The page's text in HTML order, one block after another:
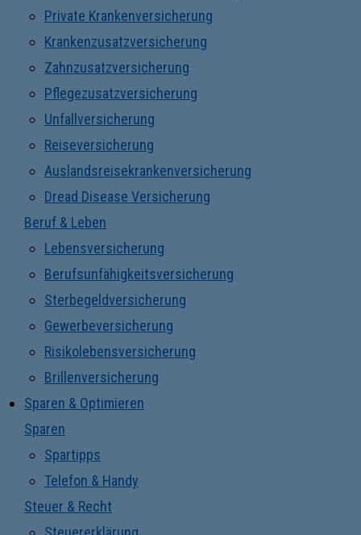
Private Krankenversicherung
Krankenzusatzversicherung
Zahnzusatzversicherung
Pflegezusatzversicherung
Unfallversicherung
Reiseversicherung
Auslandsreisekrankenversicherung
Dread Disease Versicherung
Beruf & Leben
Lebensversicherung
Berufsunfähigkeitsversicherung
Sterbegeldversicherung
Gewerbeversicherung
Risikolebensversicherung
Brillenversicherung
Sparen & Optimieren
Sparen
Spartipps
Telefon & Handy
Steuer & Recht